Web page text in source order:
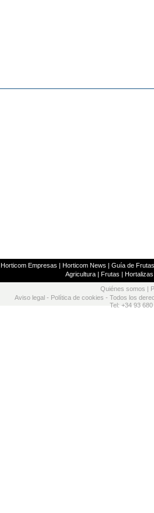
Horticom Empresas | Horticom News | Guía de
Agricultura| Frutas | Hortalizas
Quiénes somos
Aviso legal - Política de cookies - Todos los
Tel: +34 93